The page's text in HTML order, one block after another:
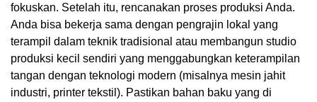
fokuskan. Setelah itu, rencanakan proses produksi Anda.
Anda bisa bekerja sama dengan pengrajin lokal yang
terampil dalam teknik tradisional atau membangun studio
produksi kecil sendiri yang menggabungkan keterampilan
tangan dengan teknologi modern (misalnya mesin jahit
industri, printer tekstil). Pastikan bahan baku yang di